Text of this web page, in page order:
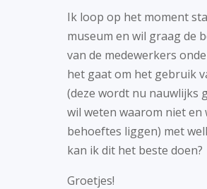
Ik loop op het moment
museum en wil graag de
van de medewerkers
het gaat om het gebruik
(deze wordt nu nauwlijks
wil weten waarom niet en
behoeftes liggen) met
kan ik dit het beste doen?
Groetjes!